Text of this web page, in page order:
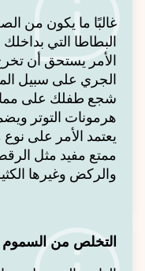
غالبًا ما يكون من
البطاطا التي
الأمر يستحق أن
الجري على سبيل
شجع طفلك على
هرمونات التوتر
يعتمد الأمر على
ممتع مفيد مثل
والركض وغيرها
التخلص من السموم